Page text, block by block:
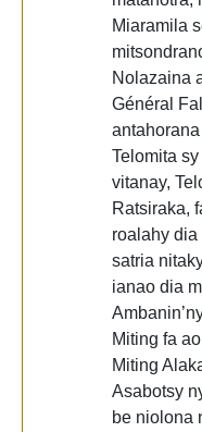
Miaramila
Nolazaina
Général
Telomita
vitanay,
Ratsiraka,
roalahy
satria
ianao dia
Miting fa
Miting
Asabotsy
be niolona